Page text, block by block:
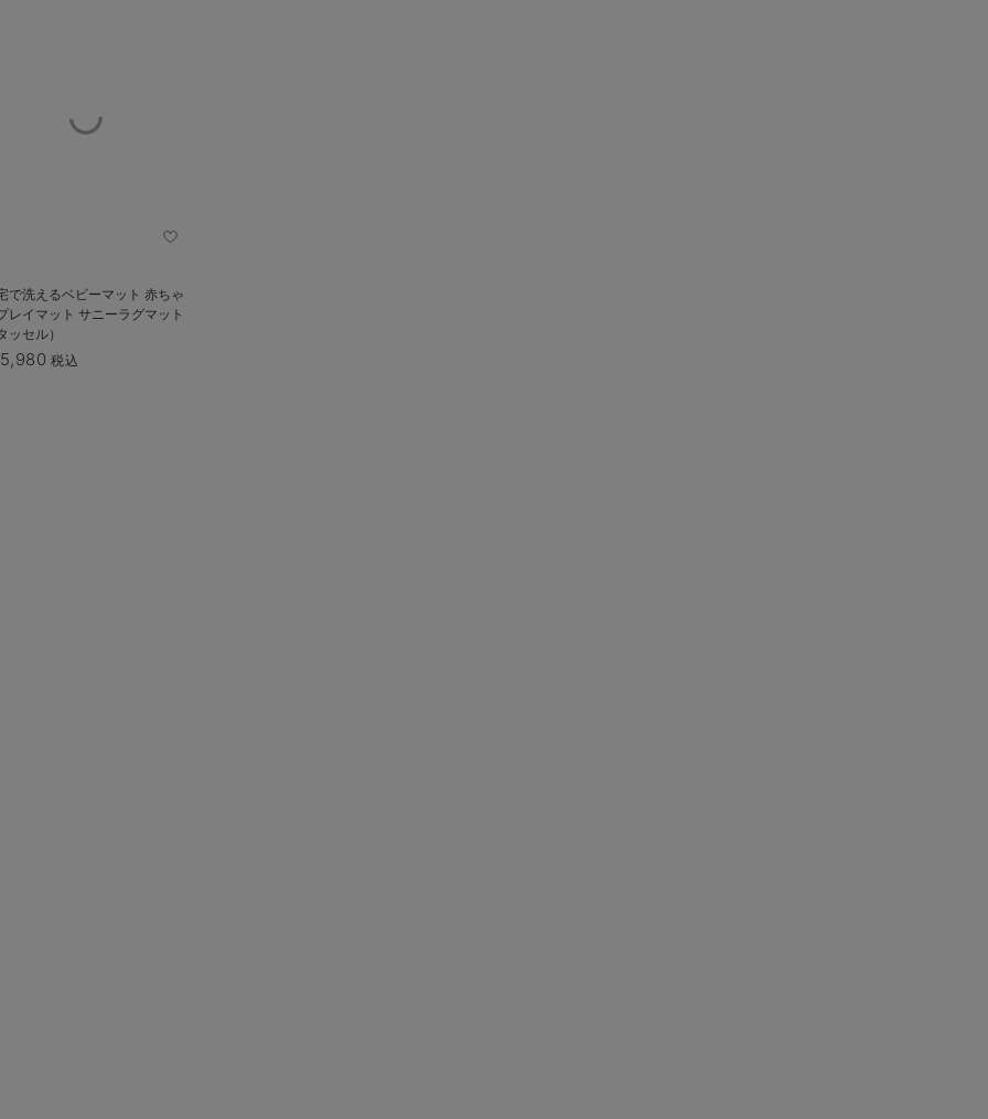
で洗えるベビーマット 赤ちゃ
マット サニーラグマット
ッセル）
税込